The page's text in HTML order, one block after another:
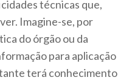
técnicas que,
Imagine-se, por
do órgão ou da
para aplicação
terá conhecimento